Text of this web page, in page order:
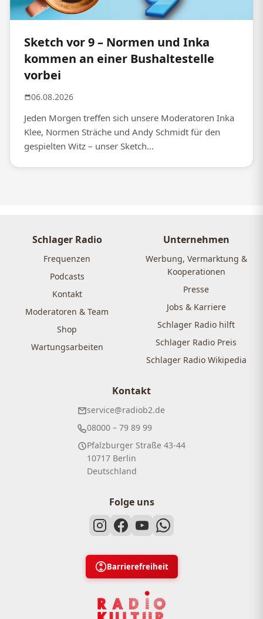
Sketch vor 9 – Normen und Inka
kommen an einer Bushaltestelle
vorbei
06.08.2026
Jeden Morgen treffen sich unsere Moderatoren Inka
Klee, Normen Sträche und Andy Schmidt für den
gespielten Witz – unser Sketch...
Schlager Radio
Frequenzen
Podcasts
Kontakt
Moderatoren & Team
Shop
Wartungsarbeiten
Unternehmen
Werbung, Vermarktung &
Kooperationen
Presse
Jobs & Karriere
Schlager Radio hilft
Schlager Radio Preis
Schlager Radio Wikipedia
Kontakt
service@radiob2.de
08000 – 79 89 99
Pfalzburger Straße 43-44
10717 Berlin
Deutschland
Folge uns
Barrierefreiheit